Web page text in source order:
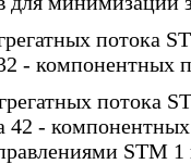
потока
- компонентных
потока
42 -
STM 1